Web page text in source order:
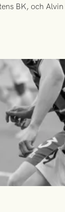
BK, och